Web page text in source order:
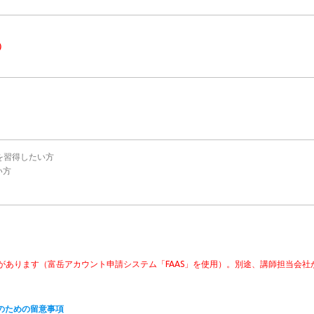
習得したい方
方
ります（富岳アカウント申請システム「FAAS」を使用）。別途、講師担当会社
ための留意事項